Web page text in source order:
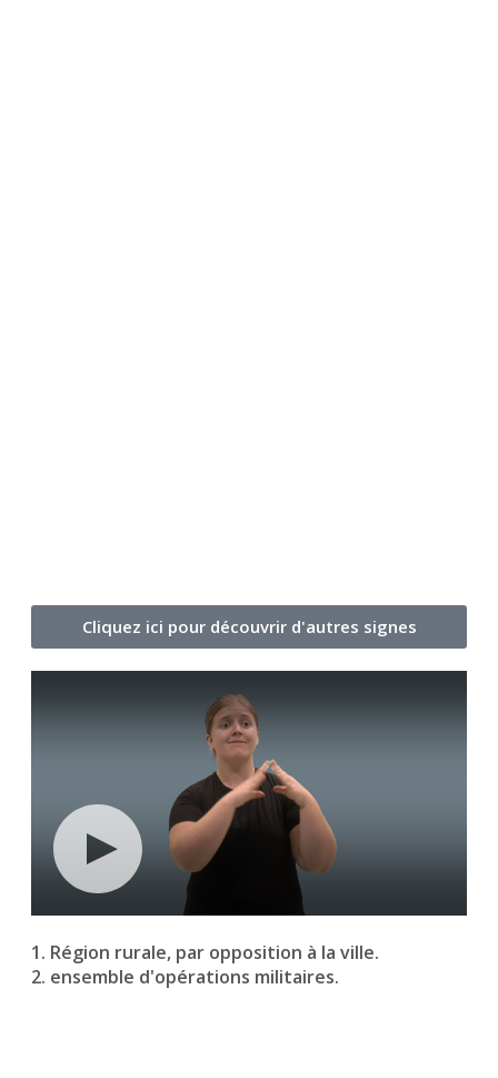
Cliquez ici pour découvrir d'autres signes
1. Région rurale, par opposition à la ville.
2. ensemble d'opérations militaires.